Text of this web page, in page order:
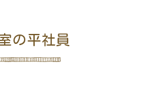
の平社員